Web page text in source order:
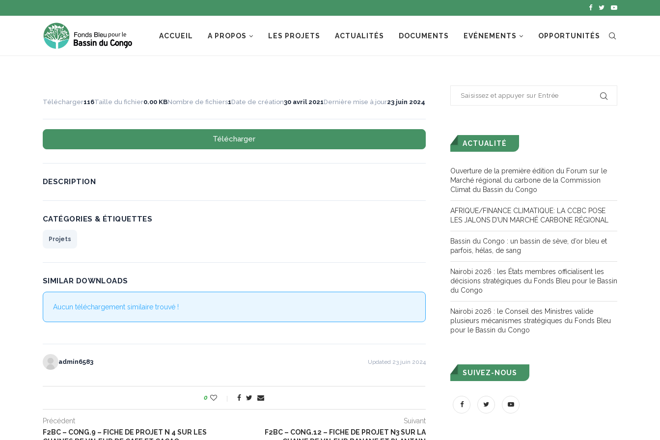
ACCUEIL A PROPOS LES PROJETS ACTUALITÉS DOCUMENTS EVÉNEMENTS OPPORTUNITÉS
Télécharger116Taille du fichier0.00 KBNombre de fichiers1Date de création30 avril 2021Dernière mise à jour23 juin 2024
Télécharger
DESCRIPTION
CATÉGORIES & ÉTIQUETTES
Projets
SIMILAR DOWNLOADS
Aucun téléchargement similaire trouvé !
admin6583 Updated 23 juin 2024
0
Précédent
F2BC – CONG.9 – FICHE DE PROJET N 4 SUR LES
Suivant
F2BC – CONG.12 – FICHE DE PROJET N3 SUR LA
ACTUALITÉ
Ouverture de la première édition du Forum sur le
Marché régional du carbone de la Commission
Climat du Bassin du Congo
AFRIQUE/FINANCE CLIMATIQUE: LA CCBC POSE
LES JALONS D’UN MARCHÉ CARBONE RÉGIONAL
Bassin du Congo : un bassin de sève, d’or bleu et
parfois, hélas, de sang
Nairobi 2026 : les États membres officialisent les
décisions stratégiques du Fonds Bleu pour le Bassin
du Congo
Nairobi 2026 : le Conseil des Ministres valide
plusieurs mécanismes stratégiques du Fonds Bleu
pour le Bassin du Congo
SUIVEZ-NOUS